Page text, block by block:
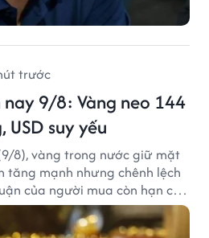
trước
9/8: Vàng neo 144
suy yếu
8), vàng trong nước giữ mặt
tăng mạnh nhưng chênh lệch
của người mua còn hạn chế,
sau dữ liệu việc làm Mỹ gây